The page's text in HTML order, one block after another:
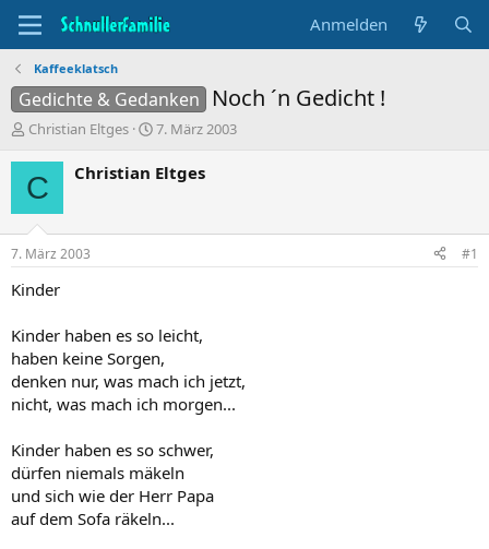
Anmelden
Kaffeeklatsch
Gedichte & Gedanken Noch ´n Gedicht !
T
e
m
n
s
t
a
e
r
Christian Eltges
B
g
a
7. März 2003
C Christian Eltges
7. März 2003 #1
Kinder
Kinder haben es so leicht,
haben keine Sorgen,
denken nur, was mach ich jetzt,
nicht, was mach ich morgen...
Kinder haben es so schwer,
dürfen niemals mäkeln
und sich wie der Herr Papa
auf dem Sofa räkeln...